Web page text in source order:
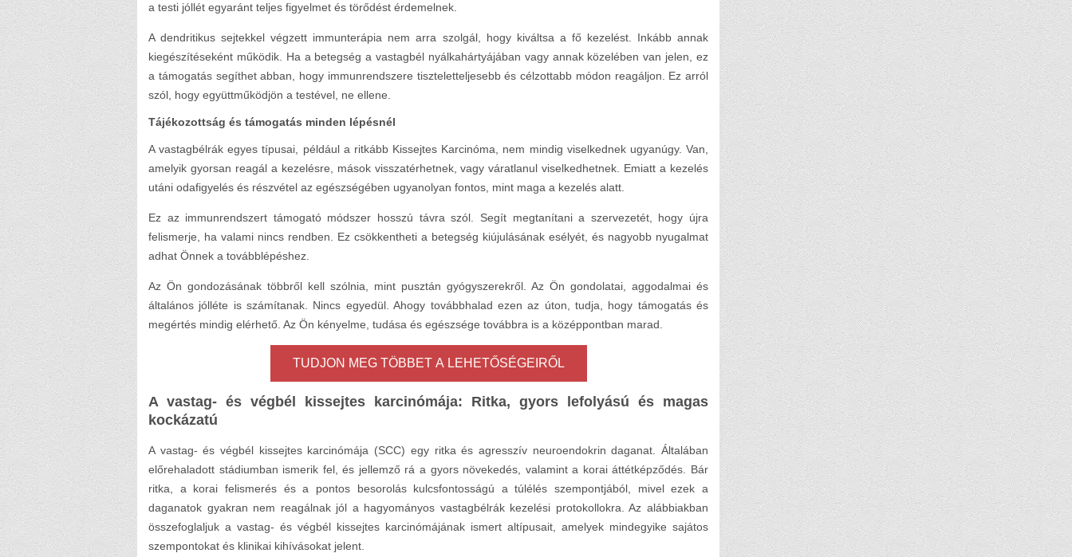
a testi jóllét egyaránt teljes figyelmet és törődést érdemelnek.
A dendritikus sejtekkel végzett immunterápia nem arra szolgál, hogy kiváltsa a fő kezelést. Inkább annak
kiegészítéseként működik. Ha a betegség a vastagbél nyálkahártyájában vagy annak közelében van jelen, ez
a támogatás segíthet abban, hogy immunrendszere tiszteletteljesebb és célzottabb módon reagáljon. Ez arról
szól, hogy együttműködjön a testével, ne ellene.
Tájékozottság és támogatás minden lépésnél
A vastagbélrák egyes típusai, például a ritkább Kissejtes Karcinóma, nem mindig viselkednek ugyanúgy. Van,
amelyik gyorsan reagál a kezelésre, mások visszatérhetnek, vagy váratlanul viselkedhetnek. Emiatt a kezelés
utáni odafigyelés és részvétel az egészségében ugyanolyan fontos, mint maga a kezelés alatt.
Ez az immunrendszert támogató módszer hosszú távra szól. Segít megtanítani a szervezetét, hogy újra
felismerje, ha valami nincs rendben. Ez csökkentheti a betegség kiújulásának esélyét, és nagyobb nyugalmat
adhat Önnek a továbblépéshez.
Az Ön gondozásának többről kell szólnia, mint pusztán gyógyszerekről. Az Ön gondolatai, aggodalmai és
általános jólléte is számítanak. Nincs egyedül. Ahogy továbbhalad ezen az úton, tudja, hogy támogatás és
megértés mindig elérhető. Az Ön kényelme, tudása és egészsége továbbra is a középpontban marad.
TUDJON MEG TÖBBET A LEHETŐSÉGEIRŐL
A vastag- és végbél kissejtes karcinómája: Ritka, gyors lefolyású és magas
kockázatú
A vastag- és végbél kissejtes karcinómája (SCC) egy ritka és agresszív neuroendokrin daganat. Általában
előrehaladott stádiumban ismerik fel, és jellemző rá a gyors növekedés, valamint a korai áttétképződés. Bár
ritka, a korai felismerés és a pontos besorolás kulcsfontosságú a túlélés szempontjából, mivel ezek a
daganatok gyakran nem reagálnak jól a hagyományos vastagbélrák kezelési protokollokra. Az alábbiakban
összefoglaljuk a vastag- és végbél kissejtes karcinómájának ismert altípusait, amelyek mindegyike sajátos
szempontokat és klinikai kihívásokat jelent.